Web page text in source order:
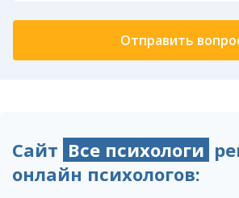
Сайт Все психологи
онлайн психологов: